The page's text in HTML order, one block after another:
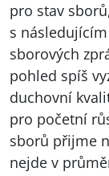
pro stav
s
sborových
pohled spíš
duchovní
pro početní
sborů přijme
nejde v